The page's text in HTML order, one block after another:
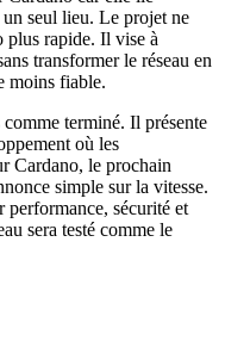
seul lieu. Le projet ne
plus rapide. Il vise à
transformer le réseau en
moins fiable.
terminé. Il présente
où les
Cardano, le prochain
simple sur la vitesse.
performance, sécurité et
sera testé comme le